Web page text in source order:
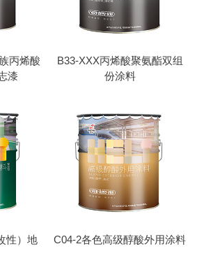
丙烯酸
漆
B33-XXX丙烯酸聚氨酯双组
份涂料
性）地
C04-2各色高级醇酸外用涂料